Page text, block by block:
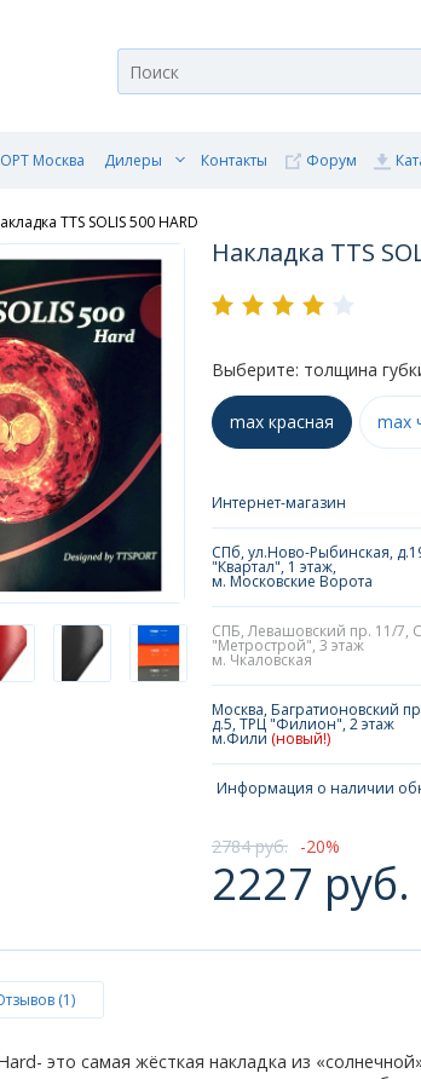
Москва Дилеры Контакты Форум
TTS SOLIS 500 HARD
Накладка TTS
Выберите: толщина
max красная max
Интернет-магазин
СПб, ул.Ново-Рыбинская,
"Квартал", 1 этаж,
м. Московские Ворота
СПБ, Левашовский пр. 11/7,
"Метрострой", 3 этаж
м. Чкаловская
Москва, Багратионовский
д.5, ТРЦ "Филион", 2 этаж
м.Фили (новый!)
Информация о наличии
2784 руб. 20
2227 руб.
(1)
это самая жёсткая накладка из